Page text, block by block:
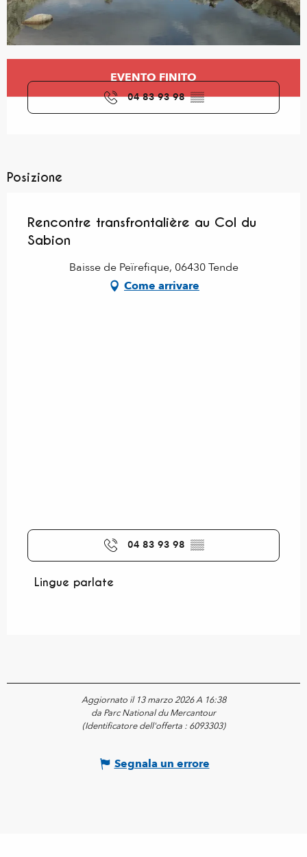
EVENTO FINITO
04 83 93 98▒▒
Posizione
Rencontre transfrontalière au Col du
Sabion
Baisse de Peïrefique, 06430 Tende
Come arrivare
04 83 93 98 ▒▒
Lingue parlate
Lingue parlate
Aggiornato il 13 marzo 2026 A 16:38
da Parc National du Mercantour
(Identificatore dell'offerta : 6093303)
Segnala un errore